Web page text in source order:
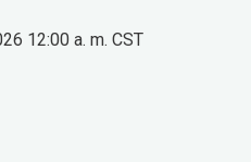
12:00 a. m. CST